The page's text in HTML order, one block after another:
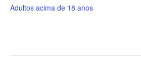
Adultos acima de 18 anos